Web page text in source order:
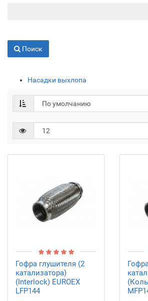
Поиск
Насадки выхлопа
Гофра глушителя (2
катализатора)
(Interlock) EUROEX
LFP144